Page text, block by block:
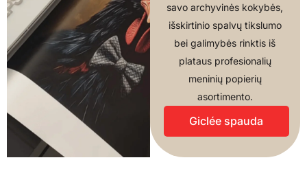
savo archyvinės kokybės,
išskirtinio spalvų tikslumo
bei galimybės rinktis iš
plataus profesionalių
meninių popierių
asortimento.
Giclée spauda